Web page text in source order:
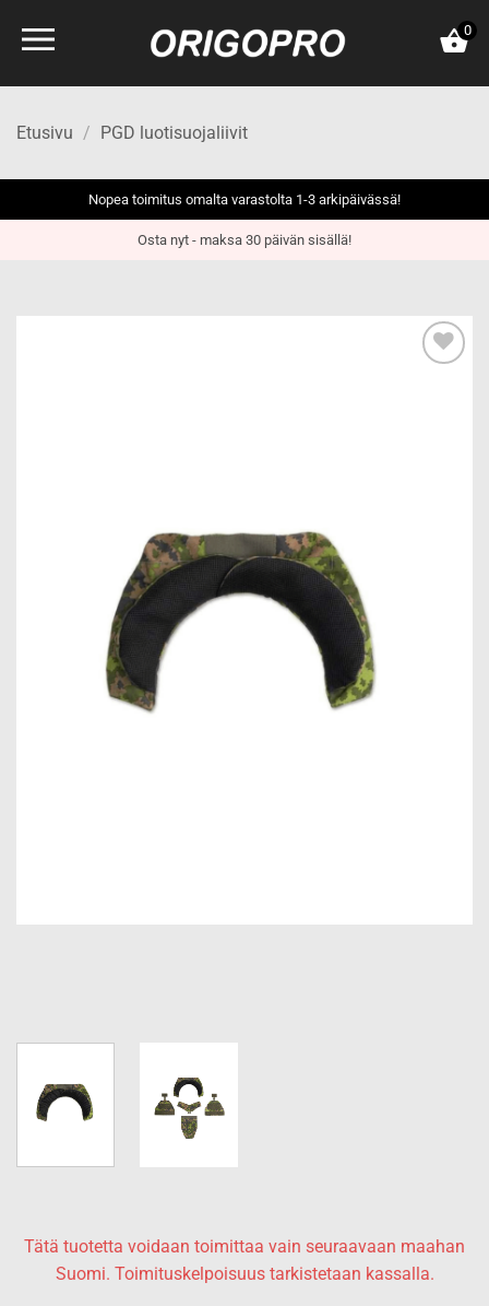
0
Etusivu / PGD luotisuojaliivit
Nopea toimitus omalta varastolta 1-3 arkipäivässä!
Osta nyt - maksa 30 päivän sisällä!
Tätä tuotetta voidaan toimittaa vain seuraavaan maahan
Suomi. Toimituskelpoisuus tarkistetaan kassalla.